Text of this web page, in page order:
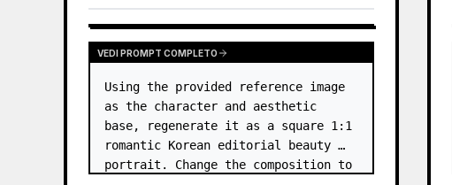
VEDI PROMPT COMPLETO
Using the provided reference image
as the character and aesthetic
base, regenerate it as a square 1:1
romantic Korean editorial beauty
portrait. Change the composition to